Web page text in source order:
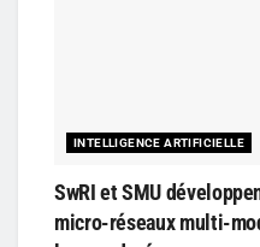
INTELLIGENCE ARTIFICIELLE
SwRI et SMU
micro-réseaux multi-